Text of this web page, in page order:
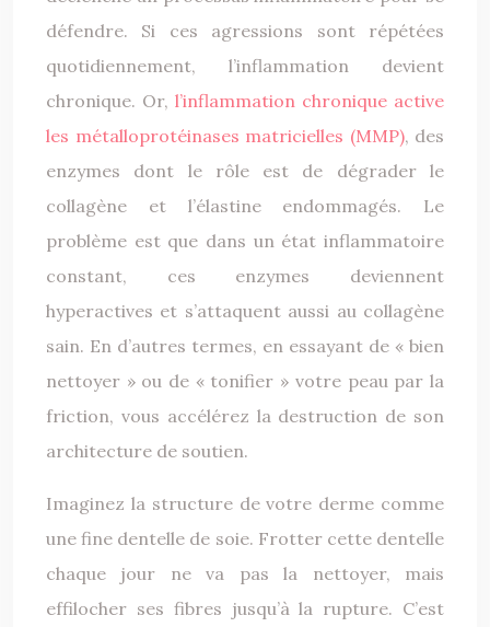
défendre. Si ces agressions sont répétées
quotidiennement, l’inflammation devient
chronique. Or, l’inflammation chronique active
les métalloprotéinases matricielles (MMP), des
enzymes dont le rôle est de dégrader le
collagène et l’élastine endommagés. Le
problème est que dans un état inflammatoire
constant, ces enzymes deviennent
hyperactives et s’attaquent aussi au collagène
sain. En d’autres termes, en essayant de « bien
nettoyer » ou de « tonifier » votre peau par la
friction, vous accélérez la destruction de son
architecture de soutien.
Imaginez la structure de votre derme comme
une fine dentelle de soie. Frotter cette dentelle
chaque jour ne va pas la nettoyer, mais
effilocher ses fibres jusqu’à la rupture. C’est